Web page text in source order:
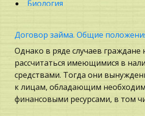
Биология
Политология, Политистория
Психология, Общение,
Государственное
Налоги
Экскурсии и туризм
Договор займа. Общие
Однако в ряде случаев граждане
рассчитаться имеющимися в
средствами. Тогда они
к лицам, обладающим
финансовыми ресурсами, в том